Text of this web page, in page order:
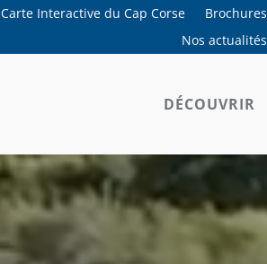
Carte Interactive du Cap Corse
Brochures
Nos actualités
DÉCOUVRIR